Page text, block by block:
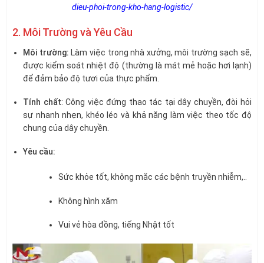
dieu-phoi-trong-kho-hang-logistic/
2. Môi Trường và Yêu Cầu
Môi trường: Làm việc trong nhà xưởng, môi trường sạch sẽ,
được kiểm soát nhiệt độ (thường là mát mẻ hoặc hơi lạnh)
để đảm bảo độ tươi của thực phẩm.
Tính chất: Công việc đứng thao tác tại dây chuyền, đòi hỏi
sự nhanh nhẹn, khéo léo và khả năng làm việc theo tốc độ
chung của dây chuyền.
Yêu cầu:
Sức khỏe tốt, không mắc các bệnh truyền nhiễm,..
Không hình xăm
Vui vẻ hòa đồng, tiếng Nhật tốt